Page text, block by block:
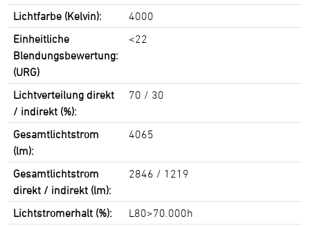
Lichtfarbe (Kelvin):
4000
Einheitliche
Blendungsbewertung:
(URG)
<22
Lichtverteilung direkt
/ indirekt (%):
70 / 30
Gesamtlichtstrom
(lm):
4065
Gesamtlichtstrom
direkt / indirekt (lm):
2846 / 1219
Lichtstromerhalt (%):
L80>70.000h